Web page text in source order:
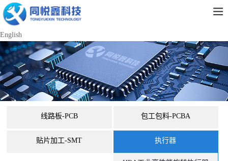
English
线路板-PCB 包工包料-PCBA
贴片加工-SMT 执行器